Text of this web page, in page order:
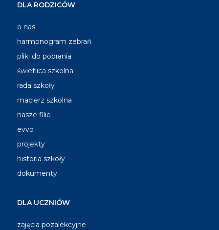
DLA RODZICÓW
o nas
harmonogram zebrań
pliki do pobrania
świetlica szkolna
rada szkoły
macierz szkolna
nasze filie
evvo
projekty
historia szkoły
dokumenty
DLA UCZNIÓW
zajęcia pozalekcyjne